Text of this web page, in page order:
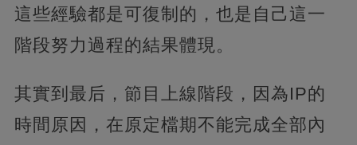
這些經驗都是可復制的，也是自己這一
階段努力過程的結果體現。
其實到最后，節目上線階段，因為IP的
時間原因，在原定檔期不能完成全部內